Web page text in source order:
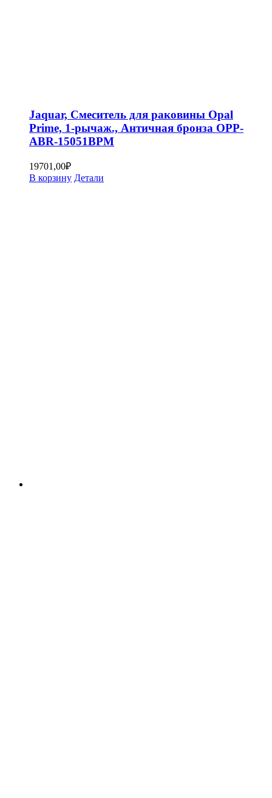
Jaquar, Смеситель для раковины Opal
Prime, 1-рычаж., Античная бронза OPP-
ABR-15051BPM
19701,00₽
В корзину Детали